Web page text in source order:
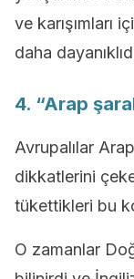
ve karışımları
daha
4. “Arap
Avrupalılar
dikkatlerini
tükettikleri bu
O zamanlar